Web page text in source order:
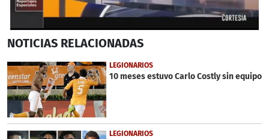
seconds
6
minutes,
5
seconds
NOTICIAS RELACIONADAS
LEGIONARIOS
10 meses estuvo Carlo Costly sin equipo
LEGIONARIOS